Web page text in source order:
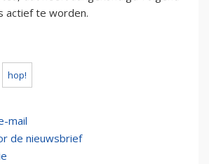
actief te worden.
hop!
mail
de nieuwsbrief